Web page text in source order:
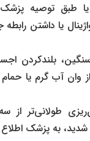
۷ روز یا طبق توصیه
یا داشتن
بلندکردن
وان آب گرم یا
طولانی‌تر از
شدید، به پزشک